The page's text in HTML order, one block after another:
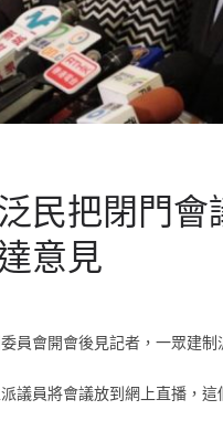
民把閉門
意見
員會開會後見記者，一眾建制
議員將會議放到網上直播，